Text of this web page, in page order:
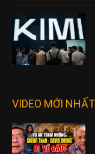
VIDEO MỚI NHẤT